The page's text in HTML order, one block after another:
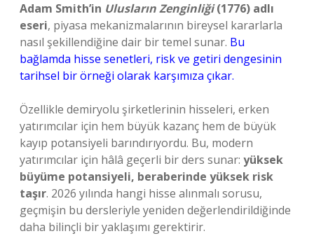
Adam Smith’in Ulusların Zenginliği(1776) adlı
eseri, piyasa mekanizmalarının bireysel kararlarla
nasıl şekillendiğine dair bir temel sunar. Bu
bağlamda hisse senetleri, risk ve getiri dengesinin
tarihsel bir örneği olarak karşımıza çıkar.
Özellikle demiryolu şirketlerinin hisseleri, erken
yatırımcılar için hem büyük kazanç hem de büyük
kayıp potansiyeli barındırıyordu. Bu, modern
yatırımcılar için hâlâ geçerli bir ders sunar: yüksek
büyüme potansiyeli, beraberinde yüksek risk
taşır. 2026 yılında hangi hisse alınmalı sorusu,
geçmişin bu dersleriyle yeniden değerlendirildiğinde
daha bilinçli bir yaklaşımı gerektirir.